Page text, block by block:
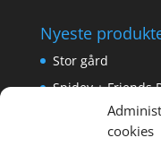
cookies
Nyeste
Stor gård
Spidey + Friends
Forlængerkabel
Pokemon